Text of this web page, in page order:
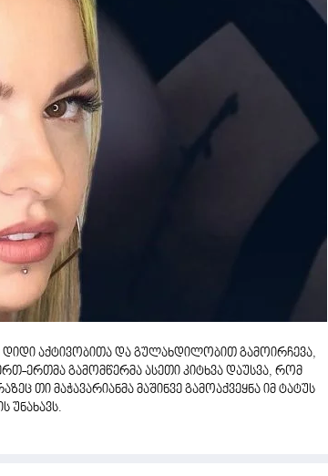
აქტივობითა და გულახდილობით გამოირჩევა,
ერთმა გამომწერმა ასეთი კიტხვა დაუსვა, რომ
თი მაჭავარიანმა მაშინვე გამოაქვეყნა იმ ტატუს